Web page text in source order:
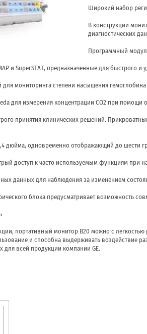
Широкий набор
В конструкции
диагностических
Программный
и SuperSTAT, предназначенные для быстрого
для мониторинга степени насыщения
для измерения концентрации CO2 при помощи
принятия клинических решений.
дюйма, одновременно отображающий до шести
доступ к часто используемым функциям при
данных для наблюдения за изменением
блока предусматривает возможность
портативный монитор B20 можно с
и способна выдерживать воздействие
для всей продукции компании GE.